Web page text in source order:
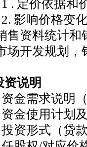
依据和价
价格变化
资料统计和
开发规划，
资说明
需求说明（
使用计划
形式（贷款/